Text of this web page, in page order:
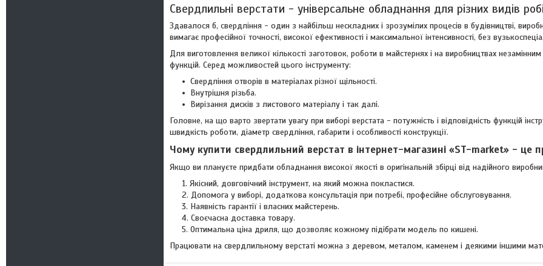
Свердлильні верстати - універсальне обладнання для різних видів
Здавалося б, свердління - один з найбільш нескладних і зрозумілих процесів в будівництві,
вимагає професійної точності, високої ефективності і максимальної інтенсивності, без
Для виготовлення великої кількості заготовок, роботи в майстернях і на виробництвах
функцій. Серед можливостей цього інструменту:
Свердління отворів в матеріалах різної щільності.
Внутрішня різьба.
Вирізання дисків з листового матеріалу і так далі.
Головне, на що варто звертати увагу при виборі верстата - потужність і відповідність функцій
швидкість роботи, діаметр свердління, габарити і особливості конструкції.
Чому купити свердлильний верстат в інтернет-магазині «ST-market» - це
Якщо ви плануєте придбати обладнання високої якості в оригінальній збірці від надійного
Якісний, довговічний інструмент, на який можна покластися.
Допомога у виборі, додаткова консультація при потребі, професійне обслуговування.
Наявність гарантії і власних майстерень.
Своєчасна доставка товару.
Оптимальна ціна дриля, що дозволяє кожному підібрати модель по кишені.
Працювати на свердлильному верстаті можна з деревом, металом, каменем і деякими іншими